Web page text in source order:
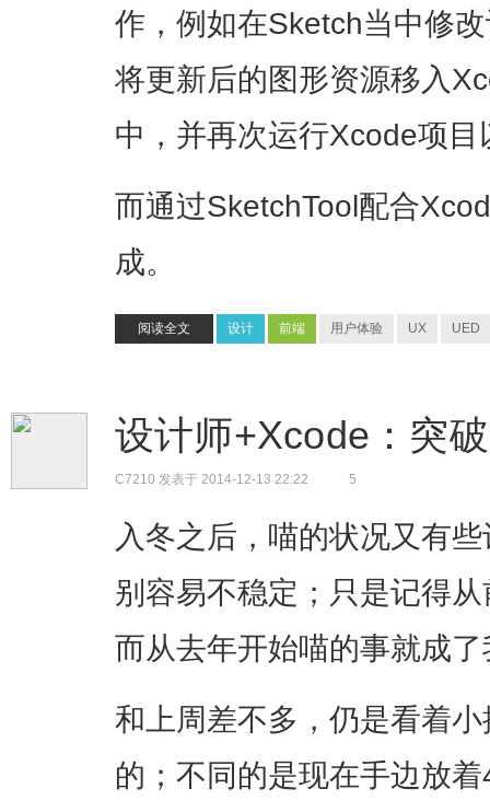
作，例如在Sketch当中修
将更新后的图形资源移入
中，并再次运行Xcode项
而通过SketchTool配合
成。
阅读全文 设计 前端 用户体验 UX UED
设计师+Xcode：突
C7210 发表于 2014-12-13 22:22 5
入冬之后，喵的状况又有
别容易不稳定；只是记得
而从去年开始喵的事就成
和上周差不多，仍是看着
的；不同的是现在手边放